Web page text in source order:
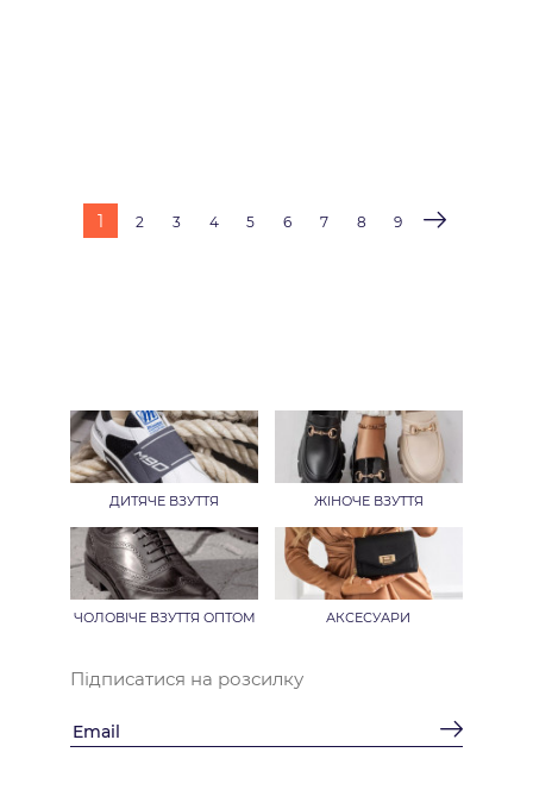
1 2 3 4 5 6 7 8 9
Підписатися на розсилку
ДИТЯЧЕ ВЗУТТЯ ЖІНОЧЕ ВЗУТТЯ
ЧОЛОВІЧЕ ВЗУТТЯ ОПТОМ АКСЕСУАРИ